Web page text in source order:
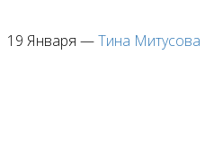
19 Января —Тина Митусова